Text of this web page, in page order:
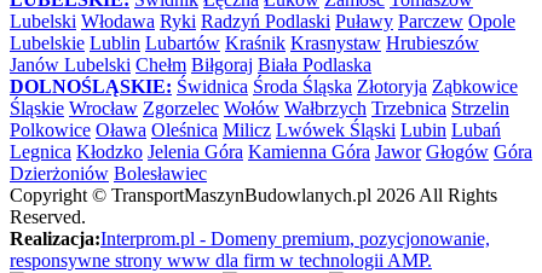
Lubelski Włodawa Ryki Radzyń Podlaski Puławy Parczew Opole
Lubelskie Lublin Lubartów Kraśnik Krasnystaw Hrubieszów
Janów Lubelski Chełm Biłgoraj Biała Podlaska
DOLNOŚLĄSKIE: Świdnica Środa Śląska Złotoryja Ząbkowice
Śląskie Wrocław Zgorzelec Wołów Wałbrzych Trzebnica Strzelin
Polkowice Oława Oleśnica Milicz Lwówek Śląski Lubin Lubań
Legnica Kłodzko Jelenia Góra Kamienna Góra Jawor Głogów Góra
Dzierżoniów Bolesławiec
Copyright © TransportMaszynBudowlanych.pl 2026 All Rights
Reserved.
Realizacja:Interprom.pl - Domeny premium, pozycjonowanie,
responsywne strony www dla firm w technologii AMP.